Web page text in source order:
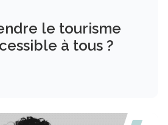
le tourisme
à tous ?